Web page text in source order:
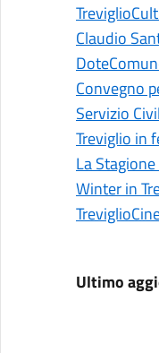
Claudio
Convegno
Servizio
Treviglio in
La
Winter in
Ultimo